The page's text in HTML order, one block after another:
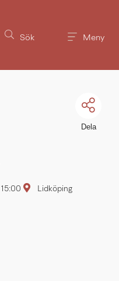
Sök Meny
Dela
15:00 Lidköping